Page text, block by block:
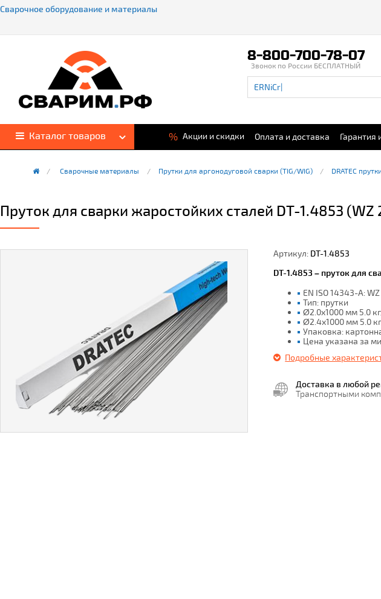
Сварочное оборудование и материалы
8-800-700-78-07
Звонок по России БЕСПЛАТНЫЙ
Каталог товаров % Акции и скидки Оплата и доставка Гарантия
Сварочные материалы Прутки для аргонодуговой сварки (TIG/WIG) DRATEC
Пруток для сварки жаростойких сталей DT-1.4853 (WZ
Артикул: DT-1.4853
DT-1.4853 – пруток для
EN ISO 14343-A:
Тип: прутки
Ø2.0x1000 мм 5.0
Ø2.4x1000 мм 5.0
Упаковка:
Цена указана за
Подробные
Доставка в любой
Транспортными